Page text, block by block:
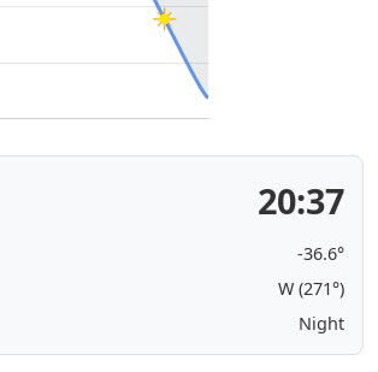
20:37
-36.6°
W (271°)
Night